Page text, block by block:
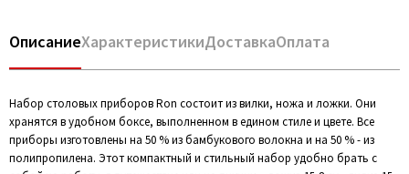
ОписаниеХарактеристикиДоставкаОплата
Набор столовых приборов Ron состоит из вилки, ножа и ложки. Они
хранятся в удобном боксе, выполненном в едином стиле и цвете. Все
приборы изготовлены на 50 % из бамбукового волокна и на 50 % - из
полипропилена. Этот компактный и стильный набор удобно брать с